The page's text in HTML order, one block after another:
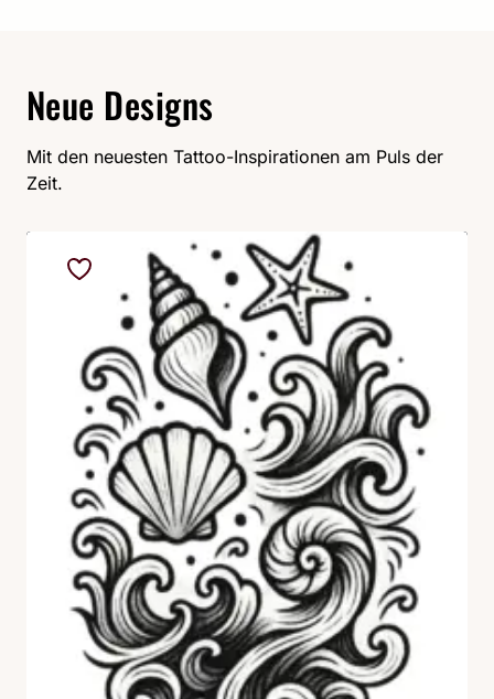
Neue Designs
Mit den neuesten Tattoo-Inspirationen am Puls der
Zeit.